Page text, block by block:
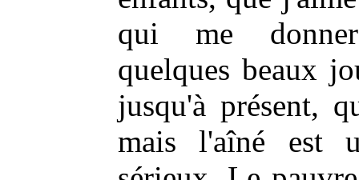
qui me
quelques beaux
jusqu'à présent,
mais l'aîné est